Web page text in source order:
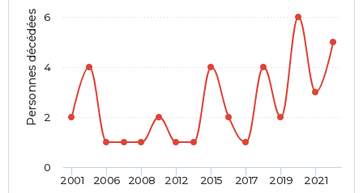
Personnes décédées
2001 2006 2008 2012 2015 2017 2019 2021
0
2
4
6